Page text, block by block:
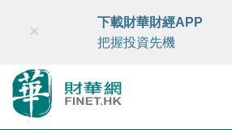
財華智庫網 FINTV FINMETA
×
下載財華財經APP
把握投資先機